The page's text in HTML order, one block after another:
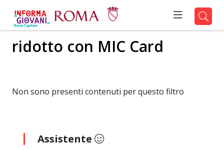
ridotto con MIC Card
Non sono presenti contenuti per questo filtro
Assistente